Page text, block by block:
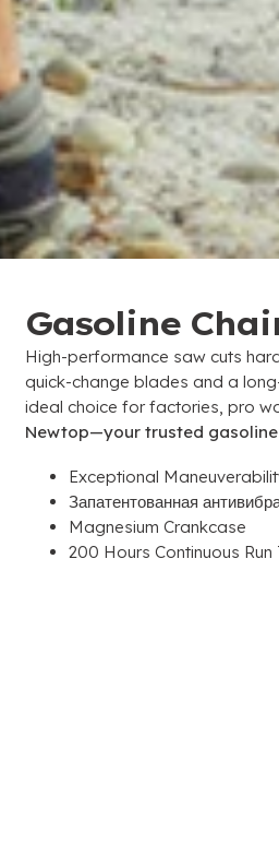
Gasoline
High-performance saw cuts
quick-change blades and a
ideal choice for factories pro
Newtop—your trusted
Exceptional
Запатентованная
Magnesium Crankcase
200 Hours Continuous Run